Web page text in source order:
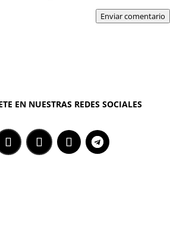
Enviar comentario
EN NUESTRAS REDES SOCIALES